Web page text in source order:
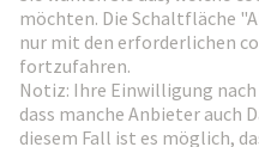
Social Media